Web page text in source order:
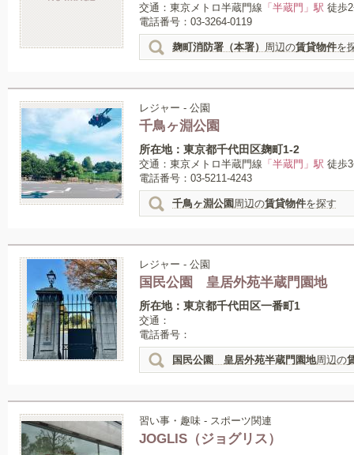
交通：東京メトロ半蔵門線 「半蔵門」駅 徒歩
電話番号：03-3264-0119
麹町消防署（本署） 周辺の賃貸物件を
レジャー - 公園
千鳥ヶ淵公園
所在地：東京都千代田区麹町1-2
交通：東京メトロ半蔵門線 「半蔵門」駅 徒歩
電話番号：03-5211-4243
千鳥ヶ淵公園 周辺の賃貸物件を探す
レジャー - 公園
国民公園 皇居外苑半蔵門園地
所在地：東京都千代田区一番町1
交通：
電話番号：
国民公園 皇居外苑半蔵門園地周辺の
習い事・趣味 - スポーツ関連
JOGLIS（ジョグリス）